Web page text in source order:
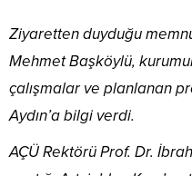
Ziyaretten duyduğu
Mehmet Başköylü,
çalışmalar ve planlanan
Aydın’a bilgi verdi.
AÇÜ Rektörü Prof. Dr.